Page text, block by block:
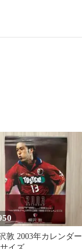
敦 2003年カレンダー